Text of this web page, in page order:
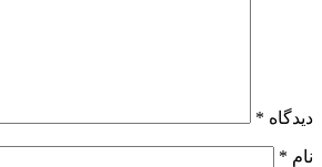
دیدگاه *
نام *